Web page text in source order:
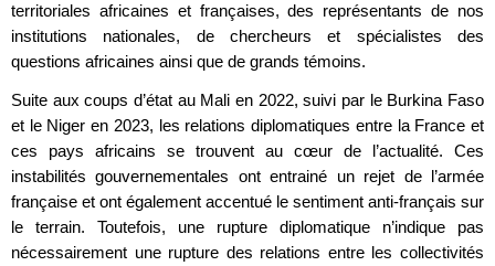
territoriales africaines et françaises, des représentants de nos
institutions nationales, de chercheurs et spécialistes des
questions africaines ainsi que de grands témoins.
Suite aux coups d’état au Mali en 2022, suivi par le Burkina Faso
et le Niger en 2023, les relations diplomatiques entre la France et
ces pays africains se trouvent au cœur de l’actualité. Ces
instabilités gouvernementales ont entrainé un rejet de l’armée
française et ont également accentué le sentiment anti-français sur
le terrain. Toutefois, une rupture diplomatique n’indique pas
nécessairement une rupture des relations entre les collectivités